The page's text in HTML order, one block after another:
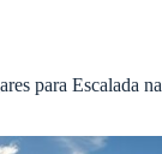
para Escalada na